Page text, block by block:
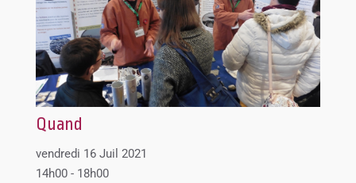
Quand
vendredi 16 Juil 2021
14h00 - 18h00